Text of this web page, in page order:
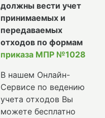
должны вести учет
принимаемых и
передаваемых
отходов по формам
приказа МПР №1028
В нашем Онлайн-
Сервисе по ведению
учета отходов Вы
можете бесплатно